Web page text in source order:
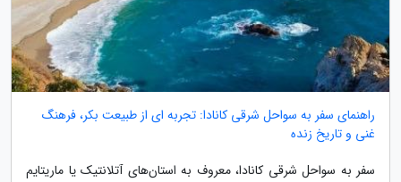
راهنمای سفر به سواحل شرقی کانادا: تجربه ای از طبیعت بکر، فرهنگ
غنی و تاریخ زنده
سفر به سواحل شرقی کانادا، معروف به استان‌های آتلانتیک یا ماریتایم